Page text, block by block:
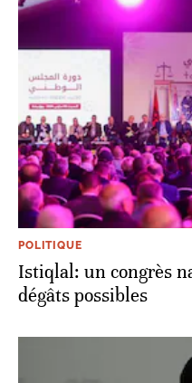
POLITIQUE
Istiqlal: un congrès
dégâts possibles